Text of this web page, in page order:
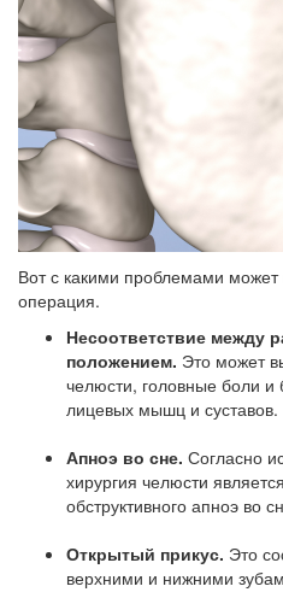
Вот с какими проблемами может
операция.
Несоответствие между
положением. Это может
челюсти, головные боли и
лицевых мышц и суставов.
Апноэ во сне. Согласно
хирургия челюсти
обструктивного апноэ во
Открытый прикус. Это
верхними и нижними